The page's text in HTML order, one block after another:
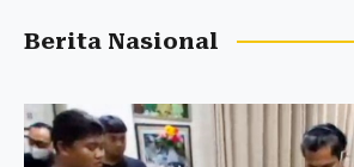
Berita Nasional